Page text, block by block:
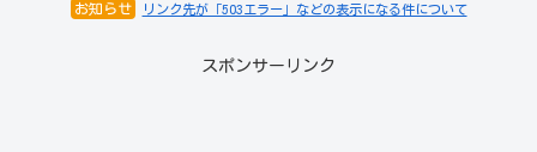
お知らせ リンク先が「503エラー」などの表示になる件について
スポンサーリンク